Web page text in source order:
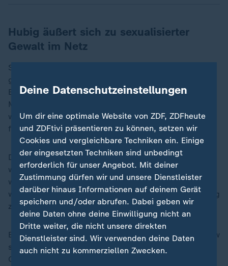
Hubig äußert sich zu sexualisierter
Gewalt im Netz
So hat Caren Lay (Die Linke) eine in zwei Fragen
gekleidete Generalkritik an der Wohnungspolitik der
Bundesregierung. Sie skizziert die enormen
Mietsteigerungen der vergangenen Jahre und erklärt,
wie wenig die sogenannte Mietpreisbremse hier de
facto gebremst habe.
Die Bremse, die man bewusst zügig verlängert habe,
wirke sehr wohl, entgegnete Hubig und verwies auf
weitere Maßnahmen von Schwarz-Rot. "Unglaublich
wichtig" sei vor allem, die Menschen bei der Schaffung
zusätzlichen Wohnraums zu unterstützen.
Ein Thema, zu dem Hubig jüngst in derselben Talkshow
sprach wie Collien Fernandes, war ebenfalls mehrfach
Gegenstand der Befragung: sexualisierte Deepfakes
Deine Datenschutzeinstellungen
Um dir eine optimale Website von ZDF, ZDFheute
und ZDFtivi präsentieren zu können, setzen wir
Cookies und vergleichbare Techniken ein. Einige
der eingesetzten Techniken sind unbedingt
erforderlich für unser Angebot. Mit deiner
Zustimmung dürfen wir und unsere Dienstleister
darüber hinaus Informationen auf deinem Gerät
speichern und/oder abrufen. Dabei geben wir
deine Daten ohne deine Einwilligung nicht an
Dritte weiter, die nicht unsere direkten
Dienstleister sind. Wir verwenden deine Daten
auch nicht zu kommerziellen Zwecken.